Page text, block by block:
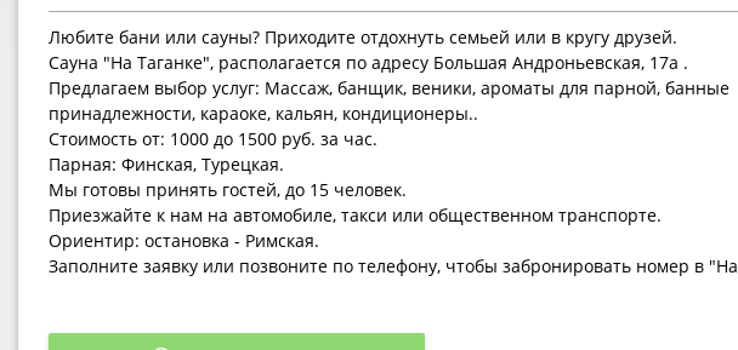
Любите бани или сауны? Приходите отдохнуть семьей или в кругу друзей.
Сауна "На Таганке", располагается по адресу Большая Андроньевская, 17а .
Предлагаем выбор услуг: Массаж, банщик, веники, ароматы для парной, банные
принадлежности, караоке, кальян, кондиционеры..
Стоимость от: 1000 до 1500 руб. за час.
Парная: Финская, Турецкая.
Мы готовы принять гостей, до 15 человек.
Приезжайте к нам на автомобиле, такси или общественном транспорте.
Ориентир: остановка - Римская.
Заполните заявку или позвоните по телефону, чтобы забронировать номер в "На